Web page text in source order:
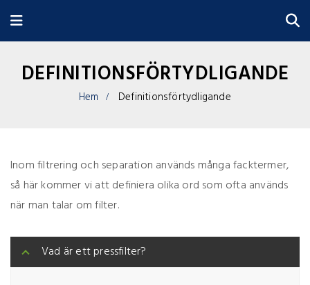
DEFINITIONSFÖRTYDLIGANDE
Hem Definitionsförtydligande
Inom filtrering och separation används många facktermer,
så här kommer vi att definiera olika ord som ofta används
när man talar om filter.
Vad är ett pressfilter?